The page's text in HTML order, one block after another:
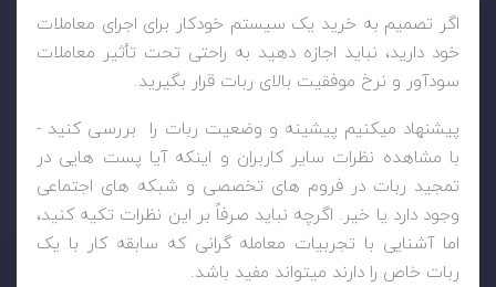
اگر تصمیم به خرید یک سیستم خودکار برای اجرای معاملات
خود دارید، نباید اجازه دهید به راحتی تحت تأثیر معاملات
سودآور و نرخ موفقیت بالای ربات قرار بگیرید.
پیشنهاد میکنیم پیشینه و وضعیت ربات را بررسی کنید -
با مشاهده نظرات سایر کاربران و اینکه آیا پست هایی در
تمجید ربات در فروم های تخصصی و شبکه های اجتماعی
وجود دارد یا خیر. اگرچه نباید صرفاً بر این نظرات تکیه کنید،
اما آشنایی با تجربیات معامله گرانی که سابقه کار با یک
ربات خاص را دارند میتواند مفید باشد.